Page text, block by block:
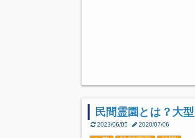
民間霊園とは？大
2023/06/05 2020/07/06